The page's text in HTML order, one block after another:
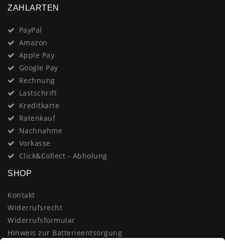
ZAHLARTEN
PayPal
Amazon
Apple Pay
Google Pay
Rechnung
Lastschrift
Kreditkarte
Ratenkauf
Nachnahme
Vorkasse
Click&Collect - Abholung
SHOP
Kontakt
Widerrufsrecht
Widerrufsformular
Hinweis zur Batterieentsorgung